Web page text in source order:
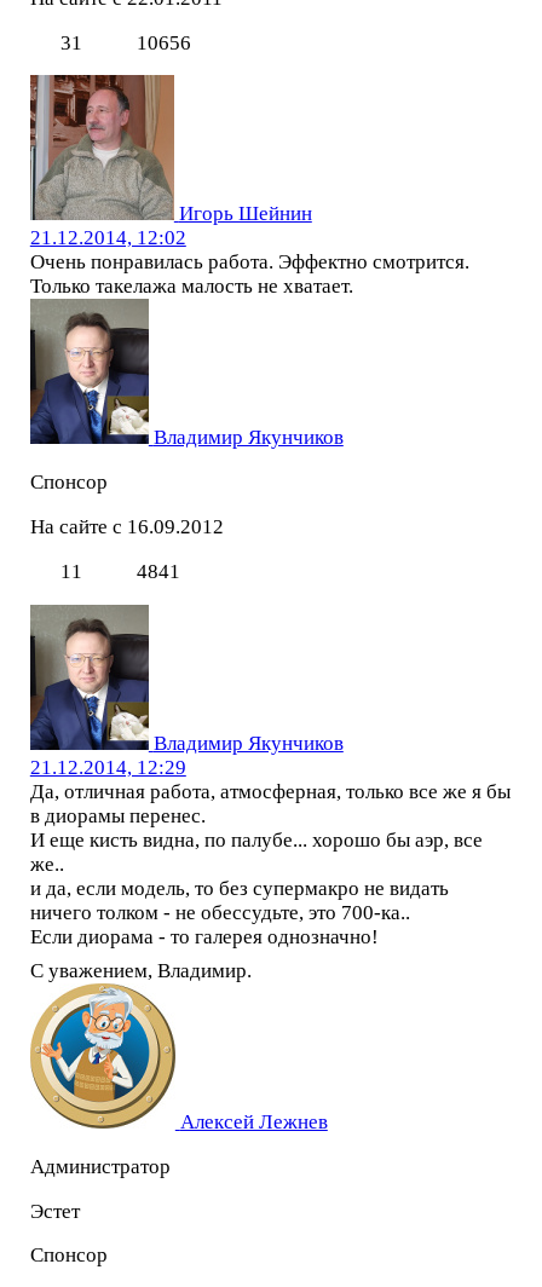
31
10656
Игорь Шейнин
21.12.2014, 12:02
Очень понравилась работа. Эффектно смотрится.
Только такелажа малость не хватает.
Владимир Якунчиков
Спонсор
На сайте с 16.09.2012
11
4841
Владимир Якунчиков
21.12.2014, 12:29
Да, отличная работа, атмосферная, только все же я бы
в диорамы перенес.
И еще кисть видна, по палубе... хорошо бы аэр, все
же..
и да, если модель, то без супермакро не видать
ничего толком - не обессудьте, это 700-ка..
Если диорама - то галерея однозначно!
С уважением, Владимир.
Алексей Лежнев
Администратор
Эстет
Спонсор